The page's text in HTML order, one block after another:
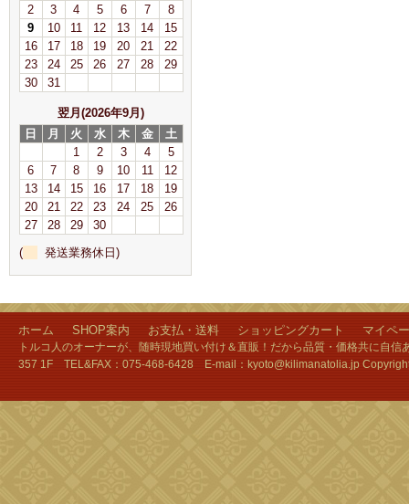
2
3 4 5 6 7
8
9
10 11 12 13 14
15
16
17 18 19 20 21
22
23
24 25 26 27 28
29
30
31
翌月(2026年9月)
日
月 火 水 木 金
土
1
2 3 4
5
6
7 8 9 10 11
12
13
14 15 16 17 18
19
20
21 22 23 24 25
26
27
28 29
30
(
発送業務休日)
ホーム SHOP案内 お支払・送料 ショッピングカート マイペ
トルコ人のオーナーが、随時現地買い付け＆直販！だから品質・価格共に自
357 1F TEL&FAX：075-468-6428 E-mail：kyoto@kilimanatolia.jp